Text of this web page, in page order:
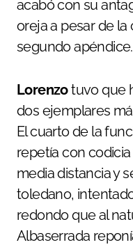
acabó con su
oreja a pesar de
segundo apéndice.
Lorenzotuvo que
dos ejemplares
El cuarto de la
repetía con
media distancia y
toledano,
redondo que al
Albaserrada